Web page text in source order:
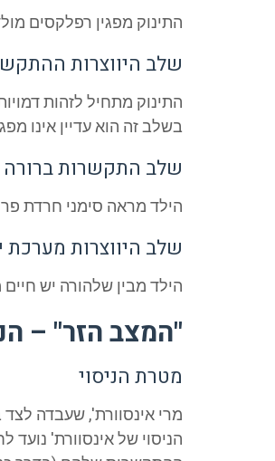
התינוק מפגין רפלקסים
שלב היווצרות ההתקשרות (6 שבועות עד
התינוק מתחיל לזהות
בשלב זה הוא עדיין אינו
שלב התקשרות ברורה (6 חודשים עד
הילד מראה סימני חרדת
שלב היווצרות מערכת
הילד מבין שלהורה יש
"המצב הזר" –
מטרת הניסוי
הניסוי של אינסוורת'